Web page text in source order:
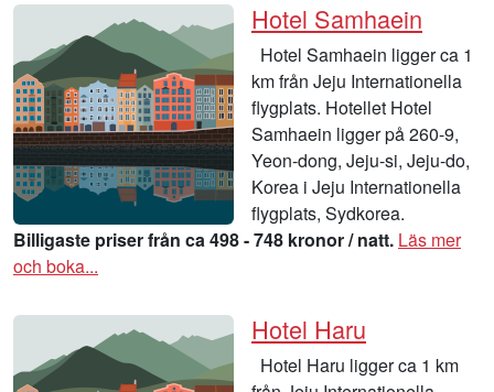
Hotel Samhaein
Hotel Samhaein ligger ca 1
km från Jeju Internationella
flygplats. Hotellet Hotel
Samhaein ligger på 260-9,
Yeon-dong, Jeju-si, Jeju-do,
Korea i Jeju Internationella
flygplats, Sydkorea.
Billigaste priser från ca 498 - 748 kronor / natt. Läs mer
och boka...
Hotel Haru
Hotel Haru ligger ca 1 km